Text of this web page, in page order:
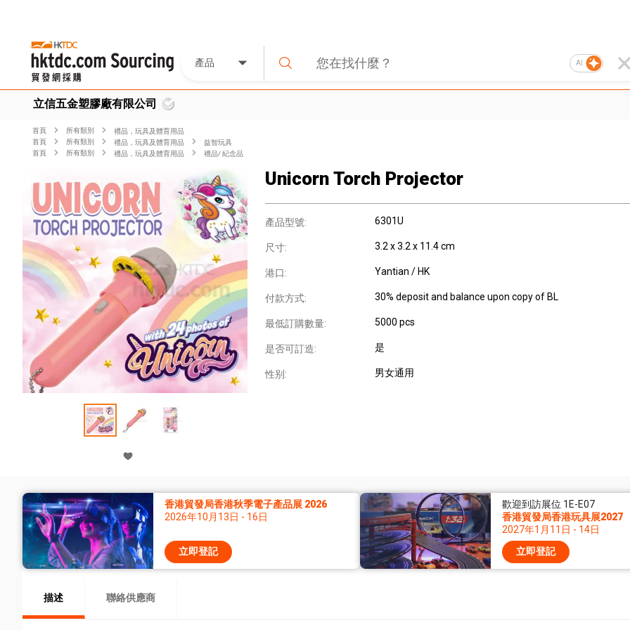
產品 AI
立信五金塑膠廠有限公司
首頁 所有類別
禮品，玩具及體育用品
首頁
所有類別 禮品，玩具及體育用品
益智玩具
首頁
所有類別 禮品，玩具及體育用品 禮品/ 紀念品
Unicorn Torch Projector
產品型號: 6301U
尺寸: 3.2 x 3.2 x 11.4 cm
港口: Yantian / HK
付款方式: 30% deposit and balance upon copy of BL
最低訂購數量: 5000 pcs
是否可訂造: 是
性别: 男女通用
香港貿發局香港秋季電子產品展 2026
2026年10月13日 - 16日
立即登記
歡迎到訪展位 1E-E07
香港貿發局香港玩具展2027
2027年1月11日 - 14日
立即登記
描述 聯絡供應商